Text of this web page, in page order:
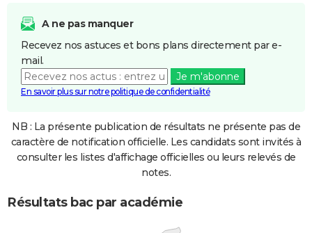
A ne pas manquer
Recevez nos astuces et bons plans directement par e-
mail.
Je m'abonne
En savoir plus sur notre politique de confidentialité
NB : La présente publication de résultats ne présente pas de
caractère de notification officielle. Les candidats sont invités à
consulter les listes d'affichage officielles ou leurs relevés de
notes.
Résultats bac par académie